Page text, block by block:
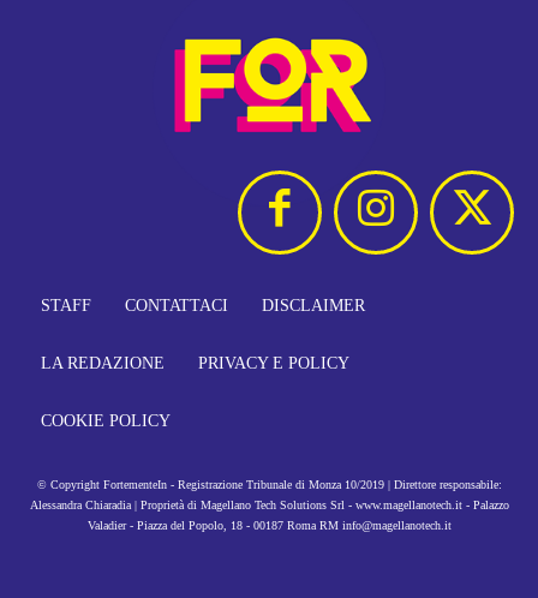
STAFF CONTATTACI DISCLAIMER
LA REDAZIONE PRIVACY E POLICY
COOKIE POLICY
© Copyright FortementeIn - Registrazione Tribunale di Monza 10/2019 | Direttore responsabile:
Alessandra Chiaradia | Proprietà di Magellano Tech Solutions Srl - www.magellanotech.it - Palazzo
Valadier - Piazza del Popolo, 18 - 00187 Roma RM info@magellanotech.it